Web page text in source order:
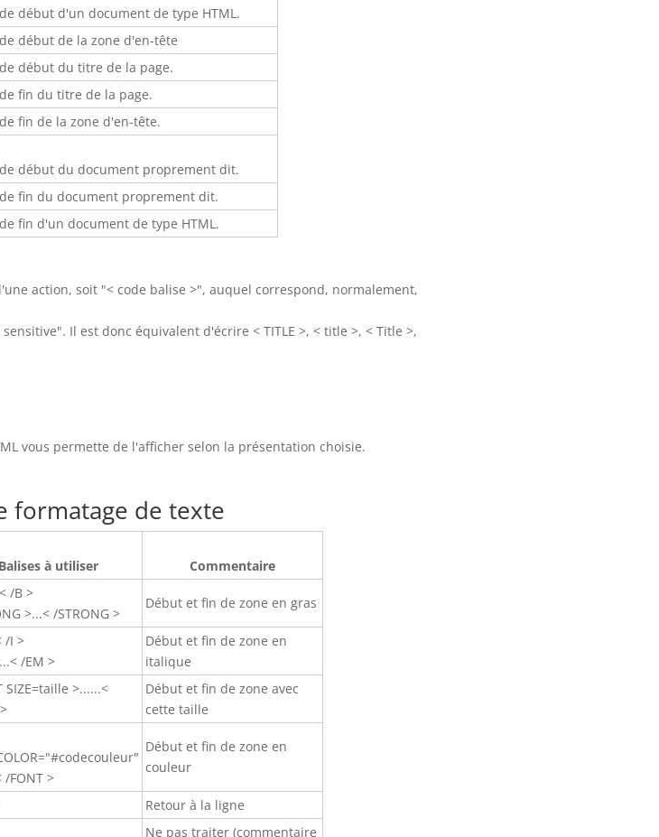
début d'un document de type HTML.
début de la zone d'en-tête
début du titre de la page.
fin du titre de la page.
fin de la zone d'en-tête.
début du document proprement dit.
fin du document proprement dit.
fin d'un document de type HTML.
action, soit "< code balise >", auquel correspond, normalement,
Il est donc équivalent d'écrire < TITLE >, < title >, < Title >,
vous permette de l'afficher selon la présentation choisie.
formatage de texte
Balises à utiliser Commentaire
/B >
>...< /STRONG >
Début et fin de zone en gras
/I >
/EM >
Début et fin de zone en
italique
SIZE=taille >......<
Début et fin de zone avec
cette taille
/FONT >
Début et fin de zone en
couleur
Retour à la ligne
Ne pas traiter (commentaire